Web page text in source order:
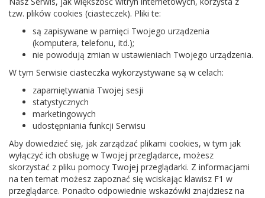
tzw. plików cookies (ciasteczek). Pliki te:
są zapisywane w pamięci Twojego urządzenia
(komputera, telefonu, itd.);
nie powodują zmian w ustawieniach Twojego urządzenia.
W tym Serwisie ciasteczka wykorzystywane są w celach:
zapamiętywania Twojej sesji
statystycznych
marketingowych
udostępniania funkcji Serwisu
Aby dowiedzieć się, jak zarządzać plikami cookies, w tym jak
wyłączyć ich obsługę w Twojej przeglądarce, możesz
skorzystać z pliku pomocy Twojej przeglądarki. Z informacjami
na ten temat możesz zapoznać się wciskając klawisz F1 w
przeglądarce. Ponadto odpowiednie wskazówki znajdziesz na